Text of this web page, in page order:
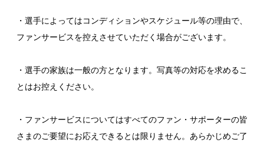
・選手によってはコンディションやスケジュール等の理由で、
ファンサービスを控えさせていただく場合がございます。
・選手の家族は一般の方となります。写真等の対応を求めるこ
とはお控えください。
・ファンサービスについてはすべてのファン・サポーターの皆
さまのご要望にお応えできるとは限りません。あらかじめご了